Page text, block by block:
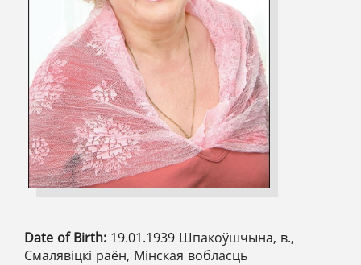
Date of Birth: 19.01.1939 Шпакоўшчына, в.,
Смалявіцкі раён, Мінская вобласць